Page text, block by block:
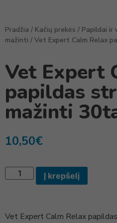
Pradžia / Kačių prekės / Papildai ir
mažinti / Vet Expert Calm Relax
Vet Expert
papildas
mažinti
10,50€
Į krepšelį
Vet Expert Calm Relax